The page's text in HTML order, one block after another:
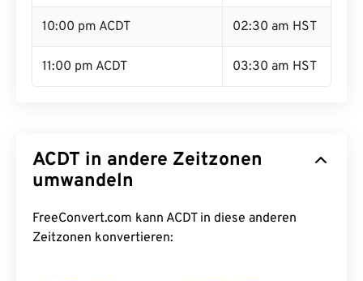
10:00 pm ACDT 02:30 am HST
11:00 pm ACDT 03:30 am HST
ACDT in andere Zeitzonen
umwandeln
FreeConvert.com kann ACDT in diese anderen
Zeitzonen konvertieren: